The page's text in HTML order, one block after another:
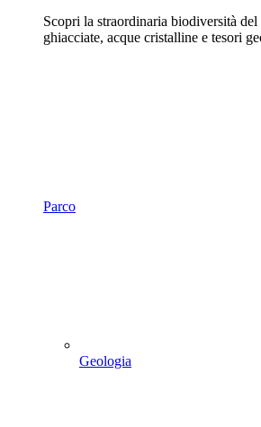
Scopri la straordinaria biodiversità del
ghiacciate, acque cristalline e tesori
Parco
Geologia